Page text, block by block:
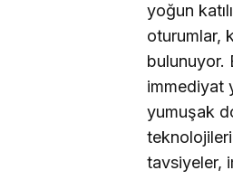
yoğun
oturumlar,
bulunuyor.
immediyat
yumuşak
tavsiyeler,